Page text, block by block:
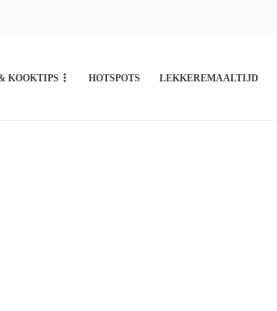
KOOKTIPS HOTSPOTS LEKKEREMAALTIJD